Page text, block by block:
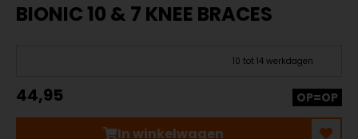
BIONIC 10 & 7 KNEE BRACES
10 tot 14 werkdagen
44,95 OP=OP
In winkelwagen